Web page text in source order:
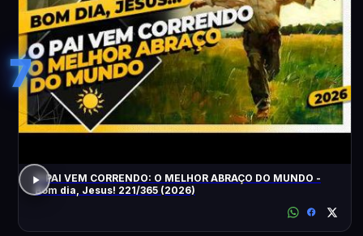
7
O PAI VEM CORRENDO: O MELHOR ABRAÇO DO MUNDO -
Bom dia, Jesus! 221/365 (2026)